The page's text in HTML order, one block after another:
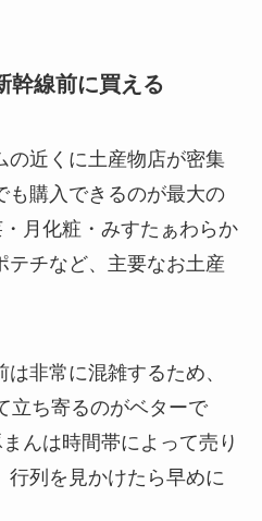
線前に買える
の近くに土産物店が密集
も購入できるのが最大の
月化粧・みすたぁわらか
テチなど、主要なお土産
非常に混雑するため、
立ち寄るのがベターで
んは時間帯によって売り
行列を見かけたら早めに